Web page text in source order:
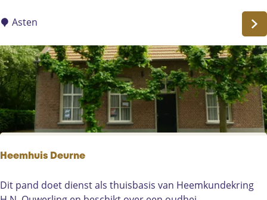
l
i
d
i
g
P
e
e
-
M
Asten
Heemhuis Deurne
H
Dit pand doet dienst als thuisbasis van Heemkundekring